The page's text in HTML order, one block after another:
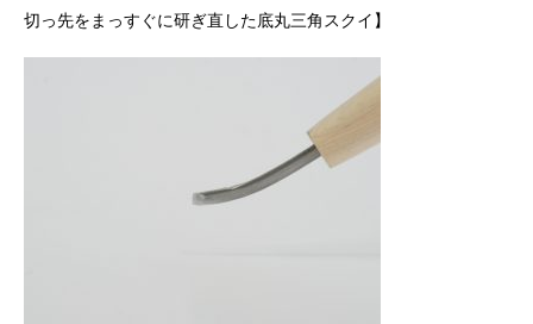
切っ先をまっすぐに研ぎ直した底丸三角スクイ】